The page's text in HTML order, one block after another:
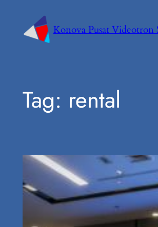
Konova Pusat Videotron
Tag: rental